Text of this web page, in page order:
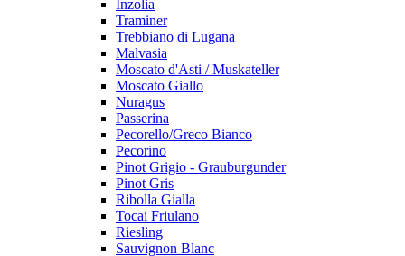
Inzolia
Traminer
Trebbiano di Lugana
Malvasia
Moscato d'Asti / Muskateller
Moscato Giallo
Nuragus
Passerina
Pecorello/Greco Bianco
Pecorino
Pinot Grigio - Grauburgunder
Pinot Gris
Ribolla Gialla
Tocai Friulano
Riesling
Sauvignon Blanc